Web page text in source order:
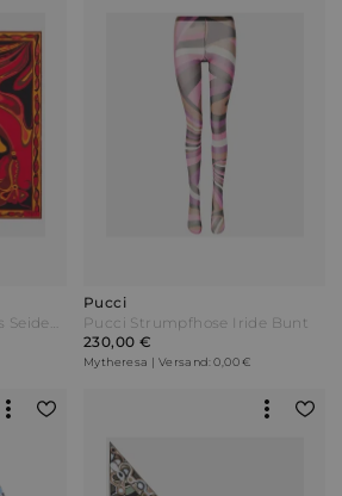
Pucci Tuch Manuba aus Seiden-Twill Orange
Pucci
Pucci Strumpfhose Iride Bunt
230,00 €
Mytheresa | Versand: 0,00 €